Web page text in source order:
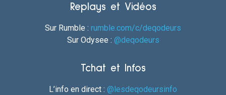
Replays et Vidéos
Sur Rumble : rumble.com/c/deqodeurs
Sur Odysee : @deqodeurs
Tchat et Infos
L’info en direct : @lesdeqodeursinfo